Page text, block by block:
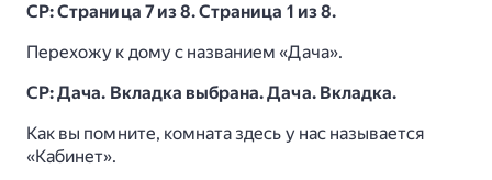
СР: Страница 7 из 8. Страница 1 из 8.
Перехожу к дому с названием «Дача».
СР: Дача. Вкладка выбрана. Дача. Вкладка.
Как вы помните, комната здесь у нас называется
«Кабинет».